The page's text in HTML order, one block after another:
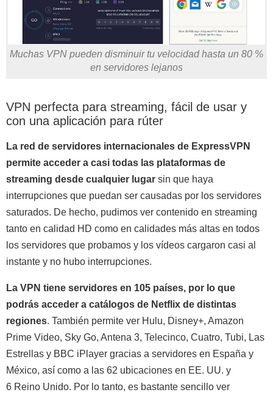
Muchas VPN pueden disminuir tu velocidad hasta un 80 %
en servidores lejanos
VPN perfecta para streaming, fácil de usar y
con una aplicación para rúter
La red de servidores internacionales de ExpressVPN
permite acceder a casi todas las plataformas de
streaming desde cualquier lugar sin que haya
interrupciones que puedan ser causadas por los servidores
saturados. De hecho, pudimos ver contenido en streaming
tanto en calidad HD como en calidades más altas en todos
los servidores que probamos y los vídeos cargaron casi al
instante y no hubo interrupciones.
La VPN tiene servidores en 105 países, por lo que
podrás acceder a catálogos de Netflix de distintas
regiones. También permite ver Hulu, Disney+, Amazon
Prime Video, Sky Go, Antena 3, Telecinco, Cuatro, Tubi, Las
Estrellas y BBC iPlayer gracias a servidores en España y
México, así como a las 62 ubicaciones en EE. UU. y
6 Reino Unido. Por lo tanto, es bastante sencillo ver